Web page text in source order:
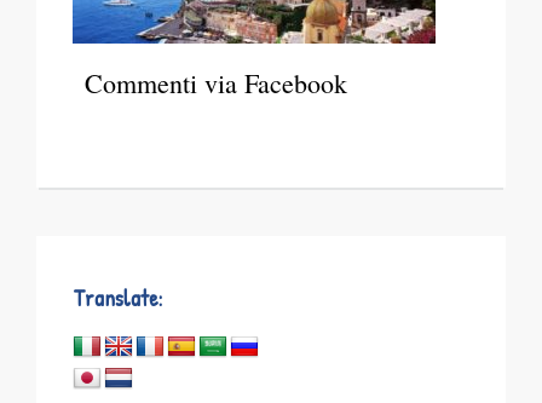
Commenti via Facebook
Translate: